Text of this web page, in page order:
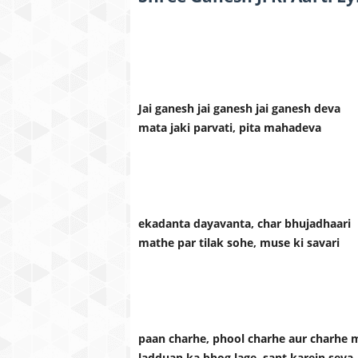
Jai ganesh jai ganesh jai ganesh deva
mata jaki parvati, pita mahadeva
ekadanta dayavanta, char bhujadhaari
mathe par tilak sohe, muse ki savari
paan charhe, phool charhe aur charhe